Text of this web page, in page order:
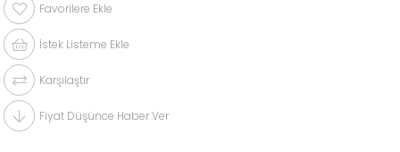
Favorilere Ekle
İstek Listeme Ekle
Karşılaştır
Fiyat Düşünce Haber Ver